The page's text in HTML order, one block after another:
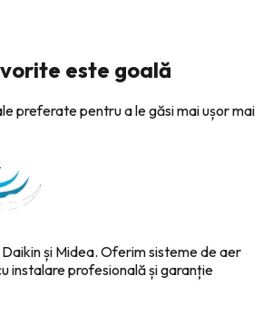
este goală
preferate pentru a le găsi mai ușor mai
și Midea. Oferim sisteme de aer
instalare profesională și garanție